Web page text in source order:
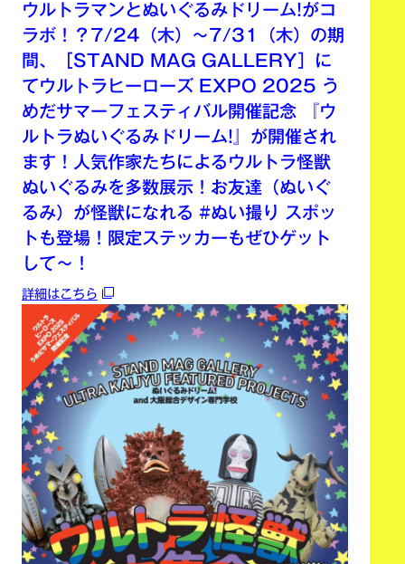
ウルトラマンとぬいぐるみドリーム!がコ
ラボ！？7/24（木）〜7/31（木）の期
間、［STAND MAG GALLERY］に
てウルトラヒーローズ EXPO 2025 う
めだサマーフェスティバル開催記念 『ウ
ルトラぬいぐるみドリーム!』が開催され
ます！人気作家たちによるウルトラ怪獣
ぬいぐるみを多数展示！お友達（ぬいぐ
るみ）が怪獣になれる #ぬい撮り スポッ
トも登場！限定ステッカーもぜひゲット
して〜！
詳細はこちら